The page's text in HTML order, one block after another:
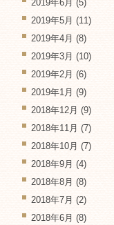
2019年6月 (5)
2019年5月 (11)
2019年4月 (8)
2019年3月 (10)
2019年2月 (6)
2019年1月 (9)
2018年12月 (9)
2018年11月 (7)
2018年10月 (7)
2018年9月 (4)
2018年8月 (8)
2018年7月 (2)
2018年6月 (8)